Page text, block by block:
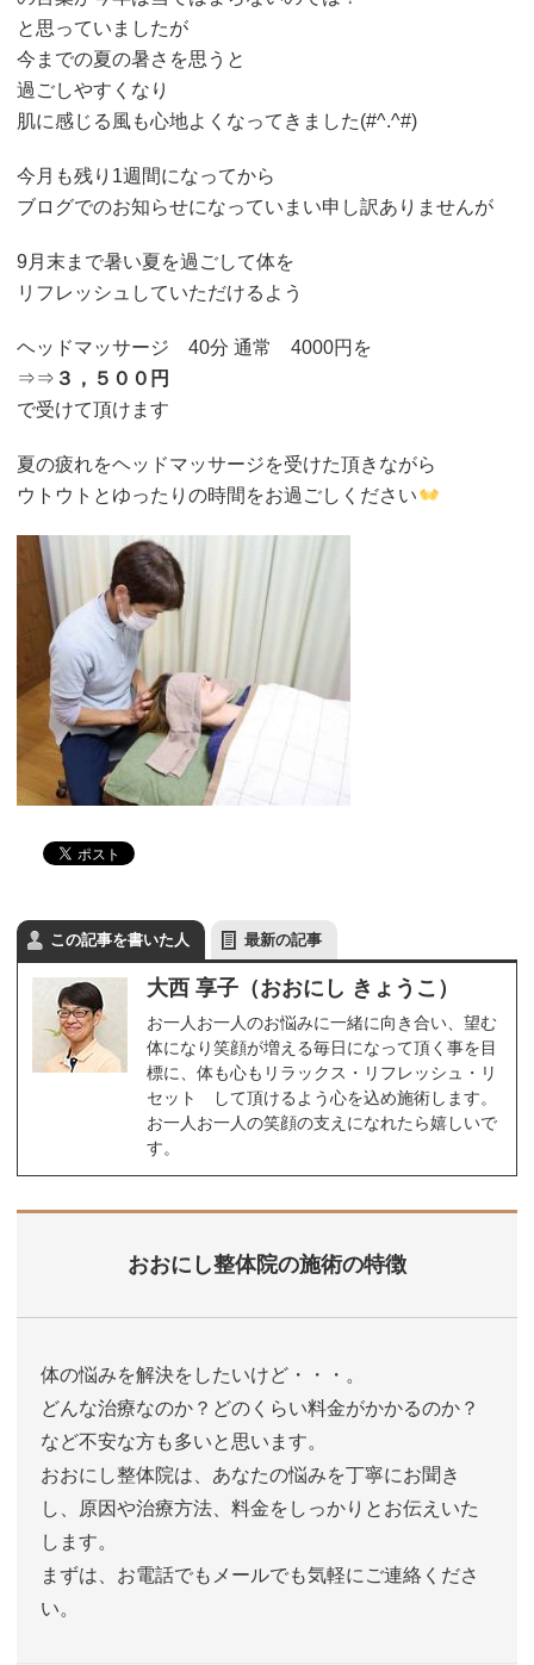
と思っていましたが
今までの夏の暑さを思うと
過ごしやすくなり
肌に感じる風も心地よくなってきました(#^.^#)
今月も残り1週間になってから
ブログでのお知らせになっていまい申し訳ありませんが
9月末まで暑い夏を過ごして体を
リフレッシュしていただけるよう
ヘッドマッサージ 40分 通常 4000円を
⇒⇒ ３，５００円
で受けて頂けます
夏の疲れをヘッドマッサージを受けた頂きながら
ウトウトとゆったりの時間をお過ごしください
この記事を書いた人 最新の記事
大西 享子（おおにし きょうこ）
お一人お一人のお悩みに一緒に向き合い、望む
体になり笑顔が増える毎日になって頂く事を目
標に、体も心もリラックス・リフレッシュ・リ
セット して頂けるよう心を込め施術します。
お一人お一人の笑顔の支えになれたら嬉しいで
す。
おおにし整体院の施術の特徴
体の悩みを解決をしたいけど・・・。
どんな治療なのか？どのくらい料金がかかるのか？
など不安な方も多いと思います。
おおにし整体院は、あなたの悩みを丁寧にお聞き
し、原因や治療方法、料金をしっかりとお伝えいた
します。
まずは、お電話でもメールでも気軽にご連絡くださ
い。